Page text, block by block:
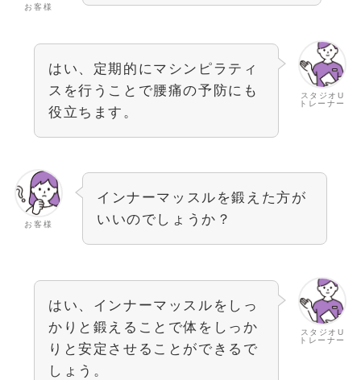
お客様
スタジオU
トレーナー
はい、定期的にマシンピラティ
スを行うことで腰痛の予防にも
役立ちます。
お客様
インナーマッスルを鍛えた方が
いいのでしょうか？
スタジオU
トレーナー
はい、インナーマッスルをしっ
かりと鍛えることで体をしっか
りと安定させることができるで
しょう。